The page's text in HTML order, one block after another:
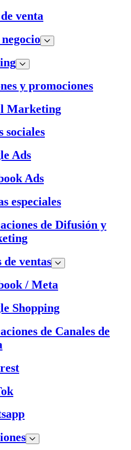
venta
y promociones
Marketing
sociales
Ads
Ads
especiales
de Difusión y
de ventas
/ Meta
Shopping
de Canales de